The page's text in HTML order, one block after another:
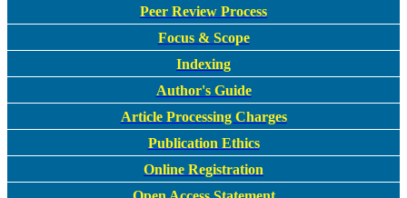
Peer Review Process
Focus & Scope
Indexing
Author's Guide
Article Processing Charges
Publication Ethics
Online Registration